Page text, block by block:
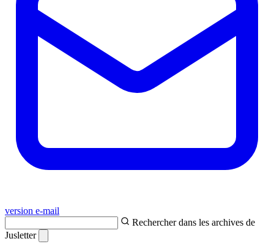
version e-mail
Rechercher dans les archives de
Jusletter